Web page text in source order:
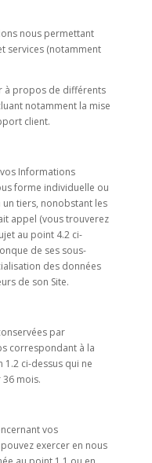
nous permettant
services (notamment
à propos de différents
notamment la mise
client.
Informations
forme individuelle ou
un tiers, nonobstant les
appel (vous trouverez
au point 4.2 ci-
de ses sous-
des données
de son Site.
par
correspondant à la
1.2 ci-dessus qui ne
mois.
vos
exercer en nous